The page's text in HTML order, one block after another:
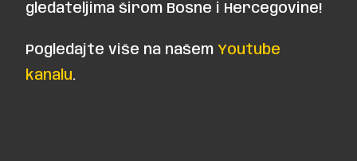
gledateljima širom Bosne i Hercegovine!
Pogledajte više na našemYoutube
kanalu.